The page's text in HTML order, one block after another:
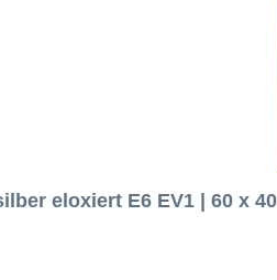
eloxiert E6 EV1 | 60 x